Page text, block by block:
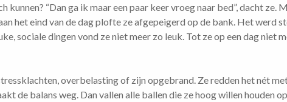
kunnen? “Dan ga ik maar een paar keer vroeg naar bed”, dacht ze.
het eind van de dag plofte ze afgepeigerd op de bank. Het werd
sociale dingen vond ze niet meer zo leuk. Tot ze op een dag niet
overbelasting of zijn opgebrand. Ze redden het nét
de balans weg. Dan vallen alle ballen die ze hoog willen houden